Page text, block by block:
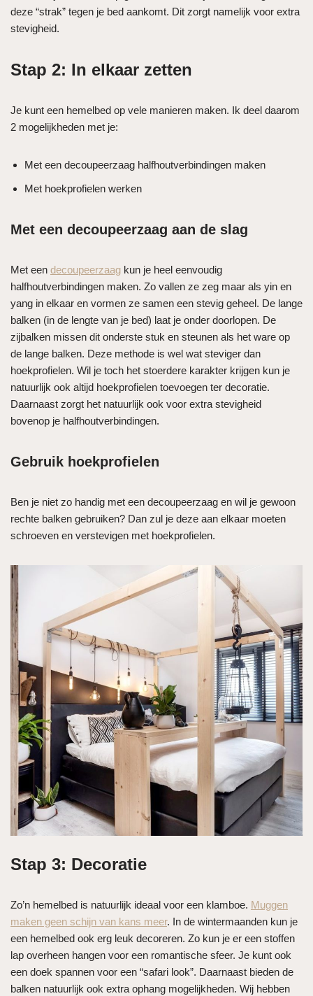
deze “strak” tegen je bed aankomt. Dit zorgt namelijk voor extra
stevigheid.
Stap 2: In elkaar zetten
Je kunt een hemelbed op vele manieren maken. Ik deel daarom
2 mogelijkheden met je:
Met een decoupeerzaag halfhoutverbindingen maken
Met hoekprofielen werken
Met een decoupeerzaag aan de slag
Met een decoupeerzaag kun je heel eenvoudig
halfhoutverbindingen maken. Zo vallen ze zeg maar als yin en
yang in elkaar en vormen ze samen een stevig geheel. De lange
balken (in de lengte van je bed) laat je onder doorlopen. De
zijbalken missen dit onderste stuk en steunen als het ware op
de lange balken. Deze methode is wel wat steviger dan
hoekprofielen. Wil je toch het stoerdere karakter krijgen kun je
natuurlijk ook altijd hoekprofielen toevoegen ter decoratie.
Daarnaast zorgt het natuurlijk ook voor extra stevigheid
bovenop je halfhoutverbindingen.
Gebruik hoekprofielen
Ben je niet zo handig met een decoupeerzaag en wil je gewoon
rechte balken gebruiken? Dan zul je deze aan elkaar moeten
schroeven en verstevigen met hoekprofielen.
Stap 3: Decoratie
Zo’n hemelbed is natuurlijk ideaal voor een klamboe. Muggen
maken geen schijn van kans meer. In de wintermaanden kun je
een hemelbed ook erg leuk decoreren. Zo kun je er een stoffen
lap overheen hangen voor een romantische sfeer. Je kunt ook
een doek spannen voor een “safari look”. Daarnaast bieden de
balken natuurlijk ook extra ophang mogelijkheden. Wij hebben